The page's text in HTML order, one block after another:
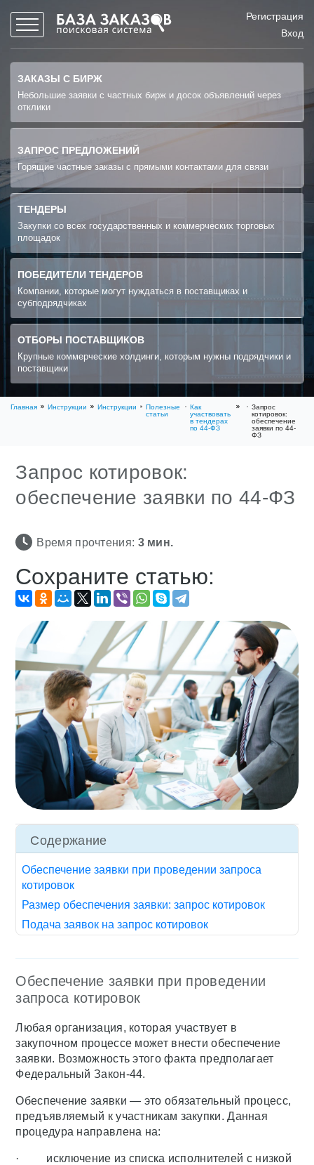
Регистрация
Вход
ЗАКАЗЫ С БИРЖ
Небольшие заявки с частных бирж и досок объявлений через
отклики
ЗАПРОС ПРЕДЛОЖЕНИЙ
Горящие частные заказы с прямыми контактами для связи
ТЕНДЕРЫ
Закупки со всех государственных и коммерческих торговых
площадок
ПОБЕДИТЕЛИ ТЕНДЕРОВ
Компании, которые могут нуждаться в поставщиках и
субподрядчиках
ОТБОРЫ ПОСТАВЩИКОВ
Крупные коммерческие холдинги, которым нужны подрядчики и
поставщики
Главная Инструкции Инструкции
Полезные
статьи
Как
участвовать
в тендерах
по 44-ФЗ
Запрос
котировок:
обеспечение
заявки по 44-
ФЗ
Запрос котировок:
обеспечение заявки по 44-ФЗ
Время прочтения: 3мин.
Сохраните статью:
Содержание
Обеспечение заявки при проведении запроса
котировок
Размер обеспечения заявки: запрос котировок
Подача заявок на запрос котировок
Обеспечение заявки при проведении
запроса котировок
Любая организация, которая участвует в
закупочном процессе может внести обеспечение
заявки. Возможность этого факта предполагает
Федеральный Закон-44.
Обеспечение заявки — это обязательный процесс,
предъявляемый к участникам закупки. Данная
процедура направлена на:
· исключение из списка исполнителей с низкой